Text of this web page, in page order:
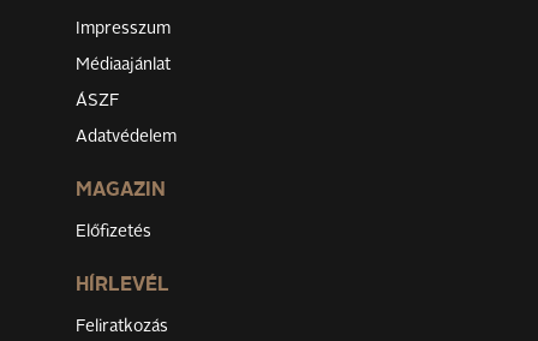
Impresszum
Médiaajánlat
ÁSZF
Adatvédelem
MAGAZIN
Előfizetés
HÍRLEVÉL
Feliratkozás